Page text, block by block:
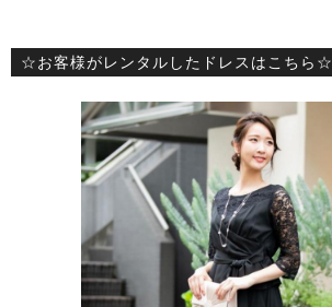
☆お客様がレンタルしたドレスはこちら☆